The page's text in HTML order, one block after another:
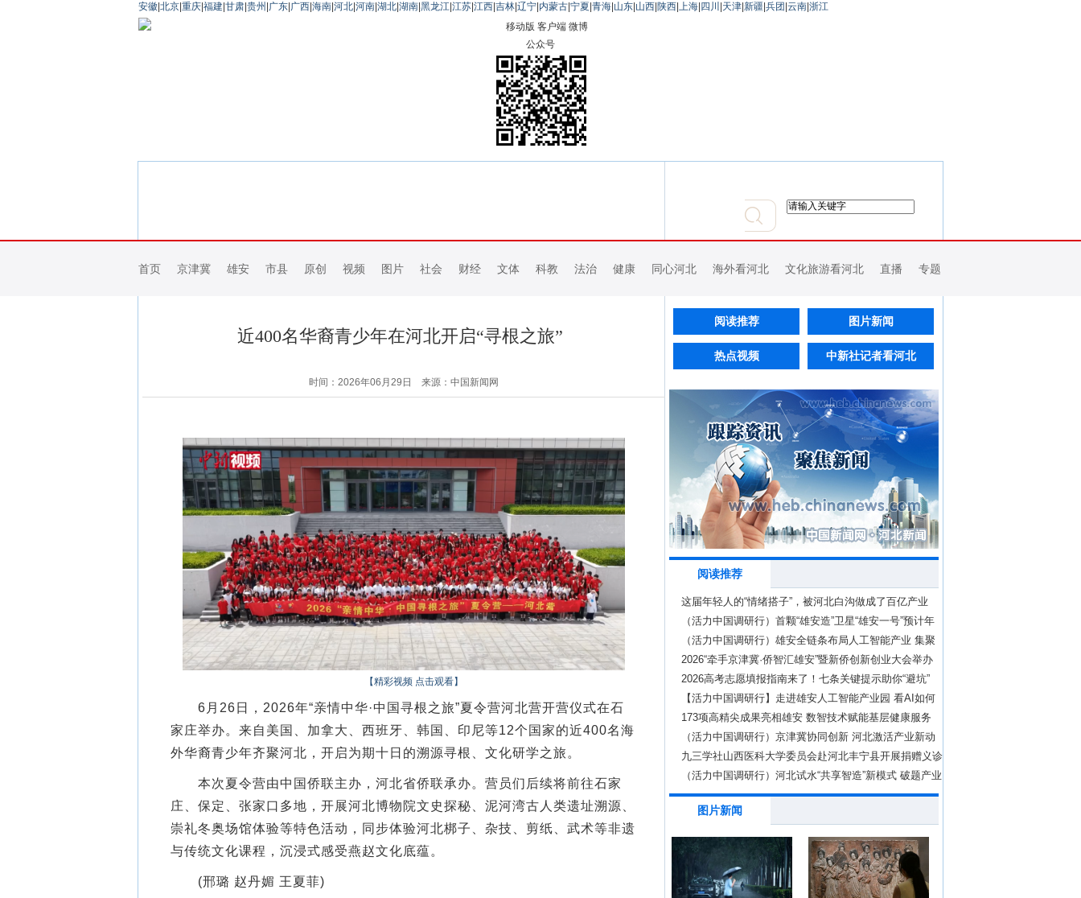
安徽 北京 重庆 福建 甘肃 贵州 广东 广西 海南 河北 河南 湖北 湖南 黑龙江 江苏 江西 吉林 辽宁 内蒙古 宁夏 青海 山东 山西 陕西 上海 四川 天津 新疆 兵团 云南 浙江
移动版 客户端 微博
公众号
首页 京津冀 雄安 市县 原创 视频 图片 社会 财经 文体 科教 法治 健康 同心河北 海外看河北 文化旅游看河北 直播 专题
近400名华裔青少年在河北开启“寻根之旅”
时间：2026年06月29日 来源：中国新闻网
【精彩视频 点击观看】
6月26日，2026年“亲情中华·中国寻根之旅”夏令营河北营开营仪式在石
家庄举办。来自美国、加拿大、西班牙、韩国、印尼等12个国家的近400名海
外华裔青少年齐聚河北，开启为期十日的溯源寻根、文化研学之旅。
本次夏令营由中国侨联主办，河北省侨联承办。营员们后续将前往石家
庄、保定、张家口多地，开展河北博物院文史探秘、泥河湾古人类遗址溯源、
崇礼冬奥场馆体验等特色活动，同步体验河北梆子、杂技、剪纸、武术等非遗
与传统文化课程，沉浸式感受燕赵文化底蕴。
(邢璐 赵丹媚 王夏菲)
阅读推荐 图片新闻
热点视频 中新社记者看河北
阅读推荐
这届年轻人的“情绪搭子”，被河北白沟做成了百亿产业
（活力中国调研行）首颗“雄安造”卫星“雄安一号”预计年
内发射
（活力中国调研行）雄安全链条布局人工智能产业 集聚
效应显现
2026“牵手京津冀·侨智汇雄安”暨新侨创新创业大会举办
2026高考志愿填报指南来了！七条关键提示助你“避坑”
【活力中国调研行】走进雄安人工智能产业园 看AI如何
赋能急救
173项高精尖成果亮相雄安 数智技术赋能基层健康服务
（活力中国调研行）京津冀协同创新 河北激活产业新动
能
九三学社山西医科大学委员会赴河北丰宁县开展捐赠义诊
活动
（活力中国调研行）河北试水“共享智造”新模式 破题产业
跃升
图片新闻